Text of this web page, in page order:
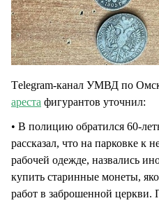
Тelegram-канал УМВД по
ареста фигурантов уточнил:
• В полицию обратился 60-
рассказал, что на парковке
рабочей одежде, назвались
купить старинные монеты,
работ в заброшенной церкви.